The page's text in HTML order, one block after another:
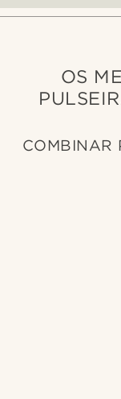
OS
COMBINAR